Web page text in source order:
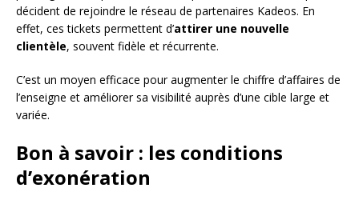
décident de rejoindre le réseau de partenaires Kadeos. En
effet, ces tickets permettent d’attirer une nouvelle
clientèle, souvent fidèle et récurrente.
C’est un moyen efficace pour augmenter le chiffre d’affaires de
l’enseigne et améliorer sa visibilité auprès d’une cible large et
variée.
Bon à savoir : les conditions
d’exonération